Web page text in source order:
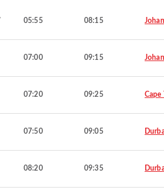
05:55 08:15
07:00 09:15
07:20 09:25 Cape
07:50 09:05
08:20 09:35